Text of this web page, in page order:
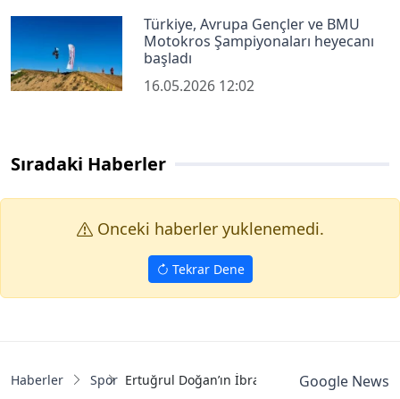
Türkiye, Avrupa Gençler ve BMU
Motokros Şampiyonaları heyecanı
başladı
16.05.2026 12:02
Sıradaki Haberler
Onceki haberler yuklenemedi.
Tekrar Dene
Haberler Spor Ertuğrul Doğan’ın İbrahim Turgut üzüntüsü
Google News